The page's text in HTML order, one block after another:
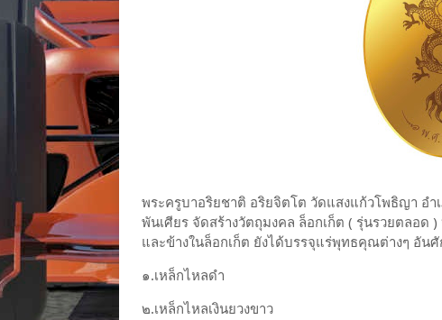
พระครูบาอริยชาติ อริยจิตโต วัดแสงแก้วโพธิญา อำ
พันเศียร จัดสร้างวัตถุมงคล ล็อกเก็ต ( รุ่นรวยตลอด
และข้างในล็อกเก็ต ยังได้บรรจุแร่พุทธคุณต่างๆ อัน
๑.เหล็กไหลดำ
๒.เหล็กไหลเงินยวงขาว